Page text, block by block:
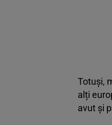
Totuși,
alți
avut și